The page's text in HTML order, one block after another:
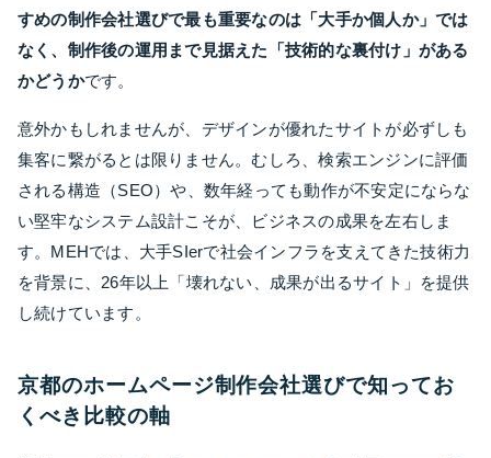
すめの制作会社選びで最も重要なのは「大手か個人か」では
なく、制作後の運用まで見据えた「技術的な裏付け」がある
かどうかです。
意外かもしれませんが、デザインが優れたサイトが必ずしも
集客に繋がるとは限りません。むしろ、検索エンジンに評価
される構造（SEO）や、数年経っても動作が不安定にならな
い堅牢なシステム設計こそが、ビジネスの成果を左右しま
す。MEHでは、大手SIerで社会インフラを支えてきた技術力
を背景に、26年以上「壊れない、成果が出るサイト」を提供
し続けています。
京都のホームページ制作会社選びで知ってお
くべき比較の軸